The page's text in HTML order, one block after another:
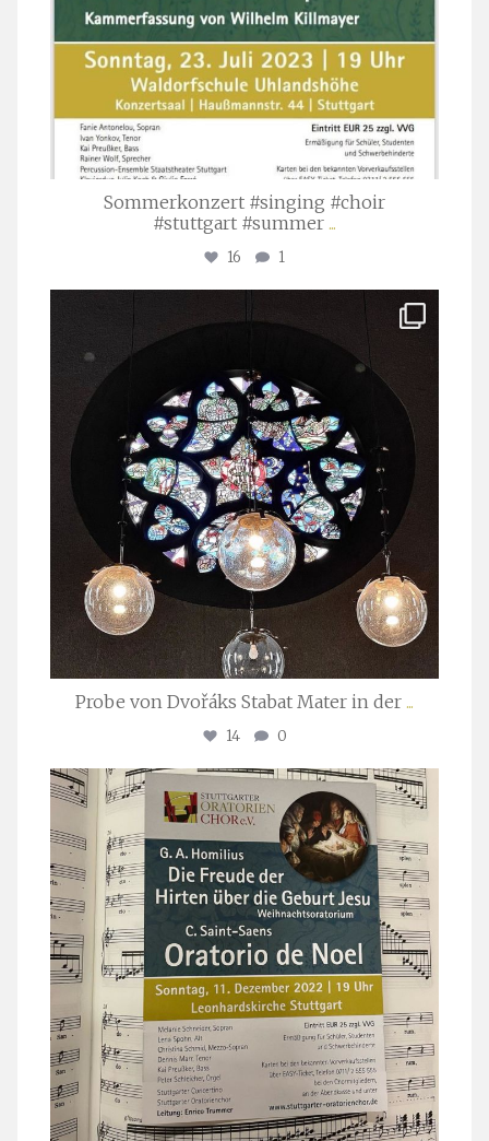
Sommerkonzert #singing #choir
#stuttgart #summer ...
16 1
Apr. 1
Probe von Dvořáks Stabat Mater in der ...
14 0
stuttgarter_oratorienchor
Nov. 29